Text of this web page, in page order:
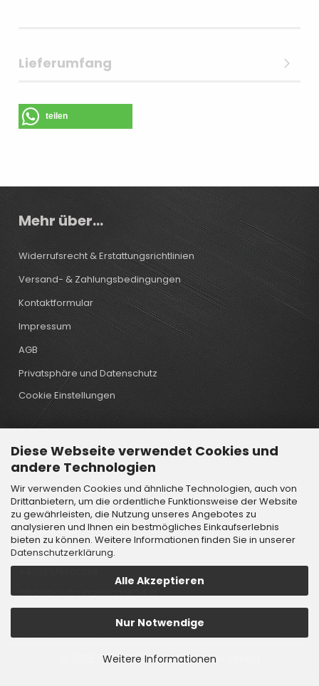
Diese Webseite verwendet Cookies und
andere Technologien
Wir verwenden Cookies und ähnliche Technologien, auch von
Drittanbietern, um die ordentliche Funktionsweise der Website
zu gewährleisten, die Nutzung unseres Angebotes zu
analysieren und Ihnen ein bestmögliches Einkaufserlebnis
bieten zu können. Weitere Informationen finden Sie in unserer
Datenschutzerklärung.
Alle Akzeptieren
Nur Notwendige
Weitere Informationen
Lieferumfang
teilen
Mehr über...
Widerrufsrecht & Erstattungsrichtlinien
Versand- & Zahlungsbedingungen
Kontaktformular
Impressum
AGB
Privatsphäre und Datenschutz
Cookie Einstellungen
Kontakt
Öffnungstechnik Lindtner GmbH
Wattenbachgasse 6
6112 Wattens
Österreich
office@oeffnungstechnik24.at